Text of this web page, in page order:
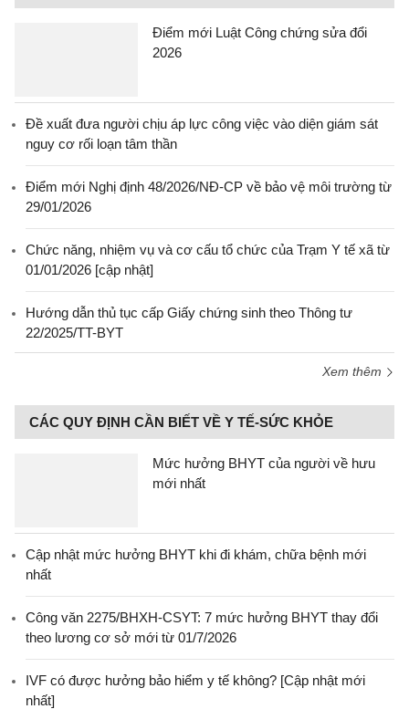
Điểm mới Luật Công chứng sửa đổi
2026
Đề xuất đưa người chịu áp lực công việc vào diện giám sát
nguy cơ rối loạn tâm thần
Điểm mới Nghị định 48/2026/NĐ-CP về bảo vệ môi trường từ
29/01/2026
Chức năng, nhiệm vụ và cơ cấu tổ chức của Trạm Y tế xã từ
01/01/2026 [cập nhật]
Hướng dẫn thủ tục cấp Giấy chứng sinh theo Thông tư
22/2025/TT-BYT
Xem thêm
CÁC QUY ĐỊNH CẦN BIẾT VỀ Y TẾ-SỨC KHỎE
Mức hưởng BHYT của người về hưu
mới nhất
Cập nhật mức hưởng BHYT khi đi khám, chữa bệnh mới
nhất
Công văn 2275/BHXH-CSYT: 7 mức hưởng BHYT thay đổi
theo lương cơ sở mới từ 01/7/2026
IVF có được hưởng bảo hiểm y tế không? [Cập nhật mới
nhất]